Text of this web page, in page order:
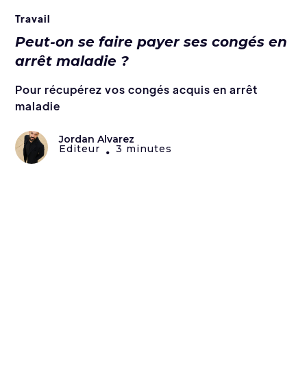
Travail
Peut-on se faire payer ses congés en
arrêt maladie ?
Pour récupérez vos congés acquis en arrêt
maladie
Jordan Alvarez
Editeur • 3 minutes